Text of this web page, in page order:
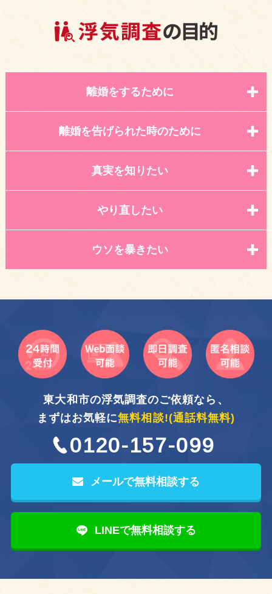
離婚をするために
離婚を告げられた時のために
真実を知りたい
やり直したい
ウソを暴きたい
東大和市の浮気調査のご依頼なら、
まずはお気軽に無料相談!(通話料無料)
0120-157-099
メールで無料相談する
LINEで無料相談する